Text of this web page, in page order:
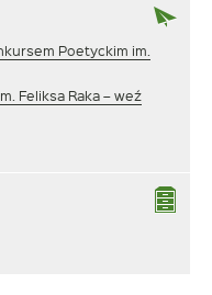
Poetyckim im.
Feliksa Raka – weź